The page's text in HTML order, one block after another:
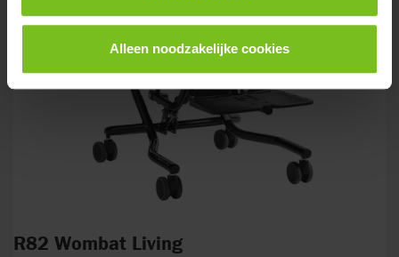
Alleen noodzakelijke cookies
R82 Wombat Living